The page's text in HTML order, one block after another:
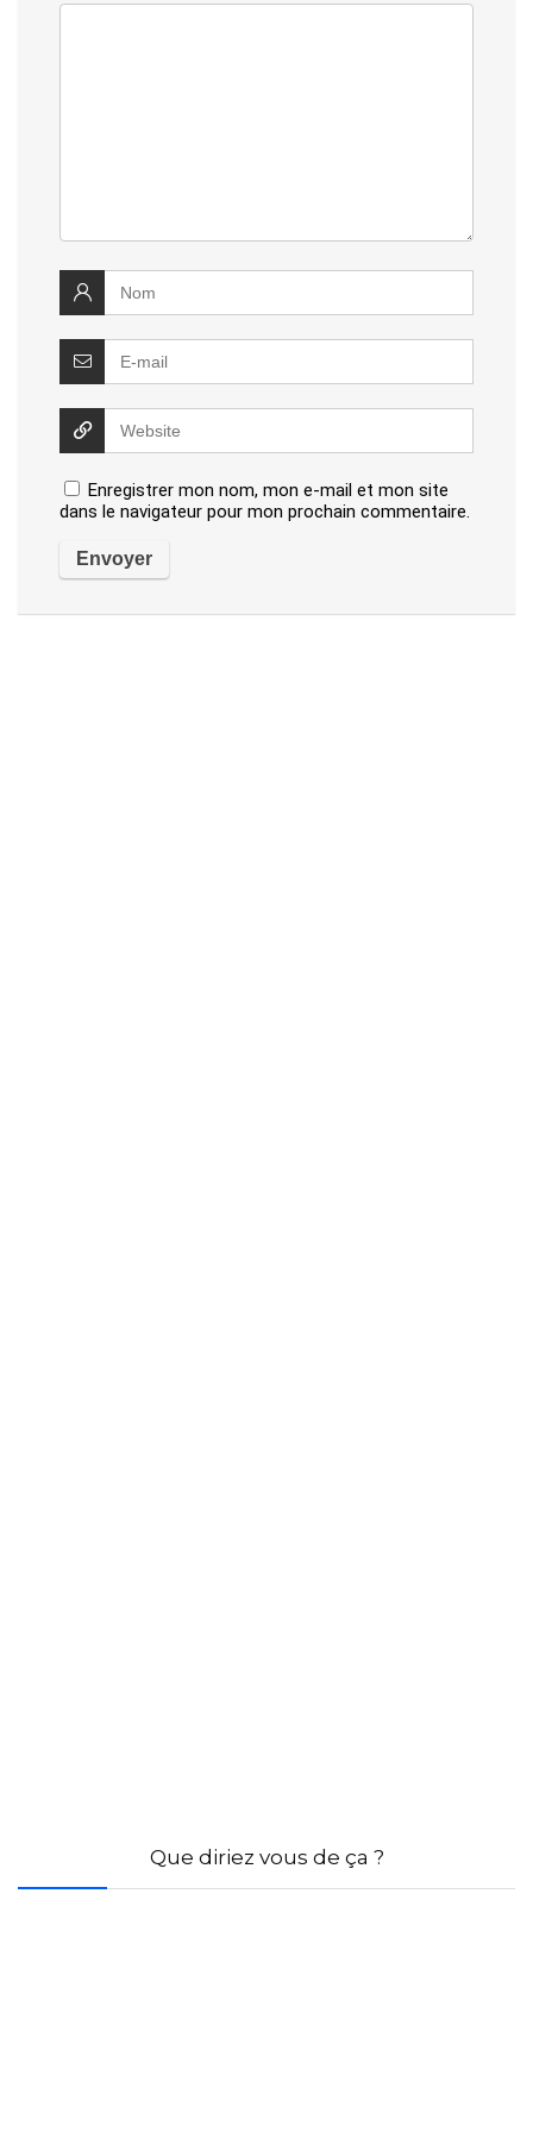
Enregistrer mon nom, mon e-mail et mon site
dans le navigateur pour mon prochain commentaire.
Que diriez vous de ça ?